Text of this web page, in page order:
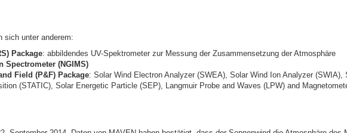
sich unter anderem:
Package: abbildendes UV-Spektrometer zur Messung der Zusammensetzung der Atmosphäre
Spectrometer (NGIMS)
Field (P&F) Package: Solar Wind Electron Analyzer (SWEA), Solar Wind Ion Analyzer (SWIA),
(STATIC), Solar Energetic Particle (SEP), Langmuir Probe and Waves (LPW) and